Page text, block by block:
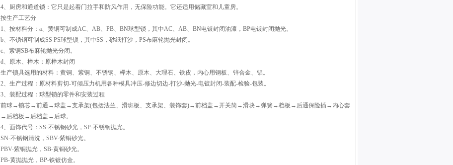
4、厨房和通道锁：它只是起着门拉手和防风作用，无保险功能。它还适用储藏室和儿童房。
按生产工艺分
1、按材料分：a、黄铜可制成AC、AB、PB、BN球型锁，其中AC、AB、BN电镀封闭油漆，BP电镀封闭抛光。
b、不锈钢可制成SS PS球型锁，其中SS，砂纸打沙，PS布麻轮抛光封闭。
c、紫铜SB布麻轮抛光分闭。
d、原木、榉木；原榉木封闭
生产锁具选用的材料：黄铜、紫铜、不锈钢、榉木、原木、大理石、铁皮，内心用钢板、锌合金、铝。
2、生产过程：原材料剪切-可倾压力机用各种模具冲压-修边切边-打沙-抛光-电镀封闭-装配-检验-包装。
3、装配过程：球型锁的零件和安装过程
前球→锁芯→前通→球盖→支承架(包括法兰、滑班板、支承架、装饰套)→前档盖→开关简→滑块→弹簧→档板→后通保险插→内心套
→后档板→后档盖→后球。
4、面饰代号：SS-不锈钢砂光，SP-不锈钢抛光。
SN-不锈钢清洗，SBV-紫铜砂光。
PBV-紫铜抛光，SB-黄铜砂光。
PB-黄抛抛光，BP-铁镀仿金。